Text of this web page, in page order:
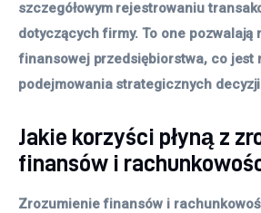
szczegółowym rejestrowaniu
dotyczących firmy. To one pozwalają
finansowej przedsiębiorstwa, co jest
podejmowania strategicznych
Jakie korzyści płyną z
finansów i
Zrozumienie finansów i